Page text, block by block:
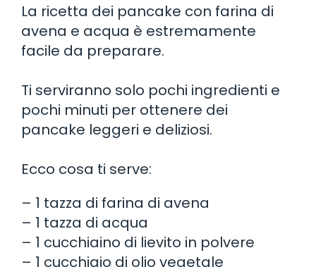
La ricetta dei pancake con farina di
avena e acqua è estremamente
facile da preparare.
Ti serviranno solo pochi ingredienti e
pochi minuti per ottenere dei
pancake leggeri e deliziosi.
Ecco cosa ti serve:
– 1 tazza di farina di avena
– 1 tazza di acqua
– 1 cucchiaino di lievito in polvere
– 1 cucchiaio di olio vegetale